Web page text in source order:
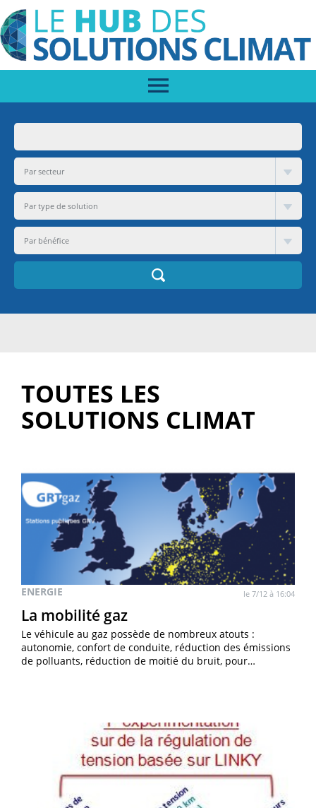
TOUTES LES
SOLUTIONS CLIMAT
ENERGIE le 7/12 à 16:04
La mobilité gaz
Le véhicule au gaz possède de nombreux atouts :
autonomie, confort de conduite, réduction des émissions
de polluants, réduction de moitié du bruit, pour…